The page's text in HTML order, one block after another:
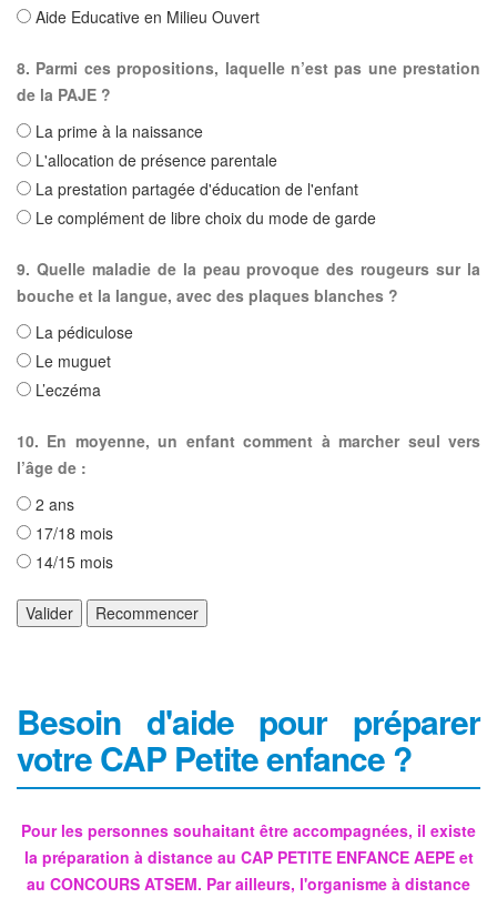
Aide Educative en Milieu Ouvert
8. Parmi ces propositions, laquelle n’est pas une prestation
de la PAJE ?
La prime à la naissance
L'allocation de présence parentale
La prestation partagée d'éducation de l'enfant
Le complément de libre choix du mode de garde
9. Quelle maladie de la peau provoque des rougeurs sur la
bouche et la langue, avec des plaques blanches ?
La pédiculose
Le muguet
L’eczéma
10. En moyenne, un enfant comment à marcher seul vers
l’âge de :
2 ans
17/18 mois
14/15 mois
Valider Recommencer
Besoin d'aide pour préparer
votre CAP Petite enfance ?
Pour les personnes souhaitant être accompagnées, il existe
la préparation à distance au CAP PETITE ENFANCE AEPE et
au CONCOURS ATSEM. Par ailleurs, l'organisme à distance